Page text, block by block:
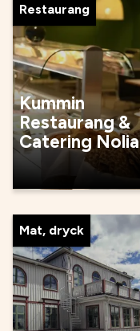
Restaurang
Kummin
Restaurang &
Catering Nolia
Mat, dryck